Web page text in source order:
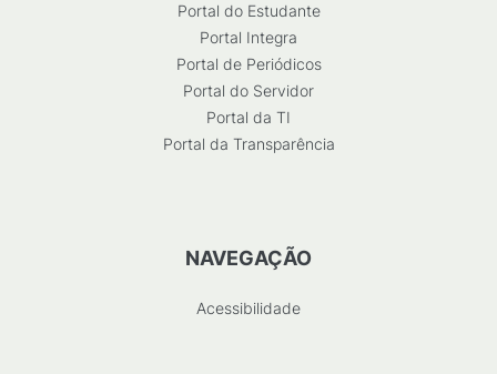
Portal do Estudante
Portal Integra
Portal de Periódicos
Portal do Servidor
Portal da TI
Portal da Transparência
NAVEGAÇÃO
Acessibilidade